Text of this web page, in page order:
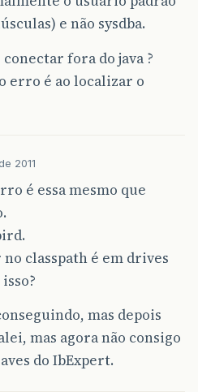
e não sysdba.
fora do java ?
erro é ao localizar o
2011
é essa mesmo que
classpath é em drives
mas depois
mas agora não consigo
do IbExpert.